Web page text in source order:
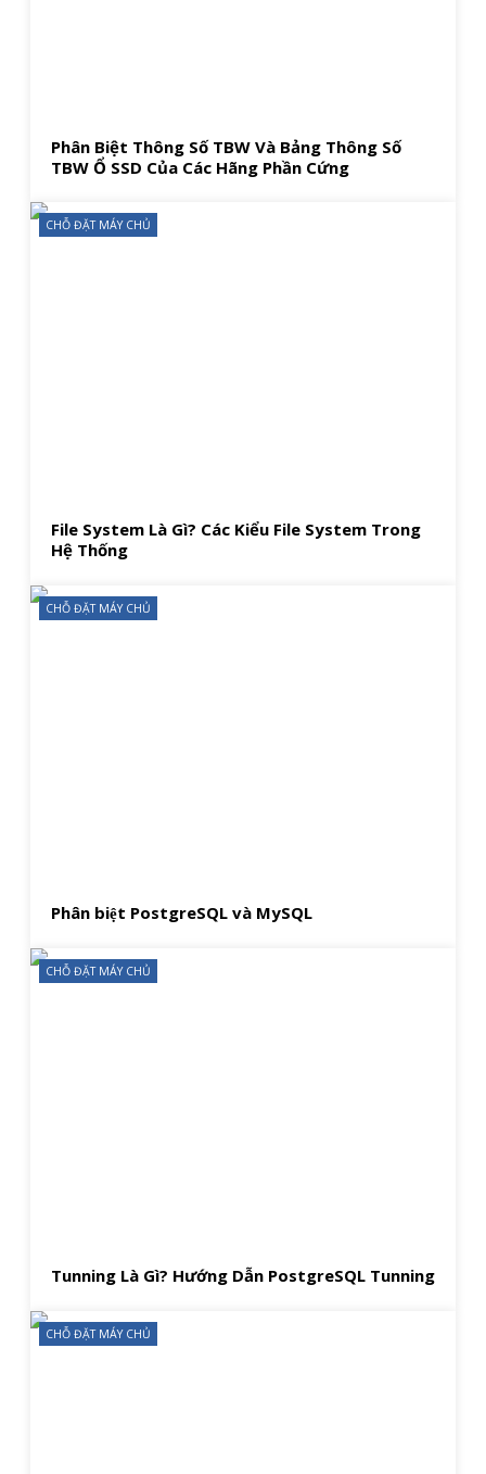
Phân Biệt Thông Số TBW Và Bảng Thông Số
TBW Ổ SSD Của Các Hãng Phần Cứng
CHỖ ĐẶT MÁY CHỦ
File System Là Gì? Các Kiểu File System Trong
Hệ Thống
CHỖ ĐẶT MÁY CHỦ
Phân biệt PostgreSQL và MySQL
CHỖ ĐẶT MÁY CHỦ
Tunning Là Gì? Hướng Dẫn PostgreSQL Tunning
CHỖ ĐẶT MÁY CHỦ